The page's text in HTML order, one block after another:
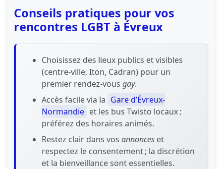
Conseils pratiques pour vos
rencontres LGBT à Évreux
Choisissez des lieux publics et visibles
(centre-ville, Iton, Cadran) pour un
premier rendez-vous gay.
Accès facile via la Gare d’Évreux-
Normandie et les bus Twisto locaux ;
préférez des horaires animés.
Restez clair dans vos annonces et
respectez le consentement ; la discrétion
et la bienveillance sont essentielles.